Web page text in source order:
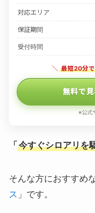
対応エリア
保証期間
受付時間
＼ 最短20分
無料で
※公式
「 今すぐシロアリを
そんな方におすすめ
ス 」です。